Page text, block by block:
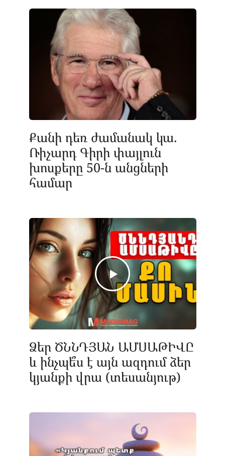
Քանի դեռ ժամանակ կա.
Ռիչարդ Գիրի փայլուն
խոսքերը 50-ն անցների
համար
Ձեր ԾՆՆԴՅԱՆ ԱՄՍԱԹԻՎԸ
և ինչպե՞ս է այն ազդում ձեր
կյանքի վրա (տեսանյութ)